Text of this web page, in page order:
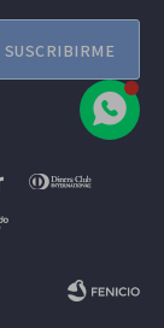
SUSCRIBIRME